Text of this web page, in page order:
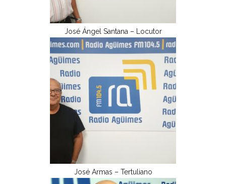
José Ángel Santana – Locutor
José Armas – Tertuliano